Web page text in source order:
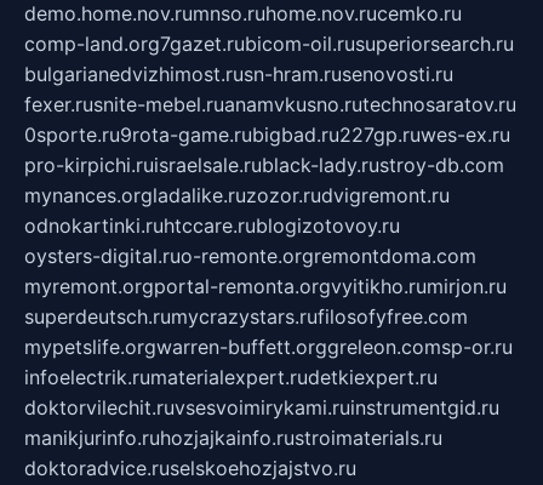
demo.home.nov.rumnso.ruhome.nov.rucemko.ru
comp-land.org7gazet.rubicom-oil.rusuperiorsearch.ru
bulgarianedvizhimost.rusn-hram.rusenovosti.ru
fexer.rusnite-mebel.ruanamvkusno.rutechnosaratov.ru
0sporte.ru9rota-game.rubigbad.ru227gp.ruwes-ex.ru
pro-kirpichi.ruisraelsale.rublack-lady.rustroy-db.com
mynances.orgladalike.ruzozor.rudvigremont.ru
odnokartinki.ruhtccare.rublogizotovoy.ru
oysters-digital.ruo-remonte.orgremontdoma.com
myremont.orgportal-remonta.orgvyitikho.rumirjon.ru
superdeutsch.rumycrazystars.rufilosofyfree.com
mypetslife.orgwarren-buffett.orggreleon.comsp-or.ru
infoelectrik.rumaterialexpert.rudetkiexpert.ru
doktorvilechit.ruvsesvoimirykami.ruinstrumentgid.ru
manikjurinfo.ruhozjajkainfo.rustroimaterials.ru
doktoradvice.ruselskoehozjajstvo.ru